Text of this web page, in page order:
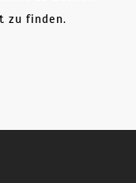
zu finden.